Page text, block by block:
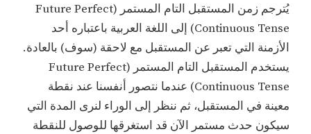
يُترجم زمن المستقبل التام المستمر (Future Perfect
Continuous Tense) إلى اللغة العربية باعتباره أحد
الأزمنة التي تعبر عن المستقبل مع لاحقة (سوف) بالعادة.
يستخدم المستقبل التام المستمر (Future Perfect
Continuous Tense) عندما نتصور أنفسنا عند نقطة
معينة في المستقبل، ثم ننظر إلى الوراء لنرى المدة التي
سيكون حدث مستمر الآن قد استغرقها للوصول للنقطة